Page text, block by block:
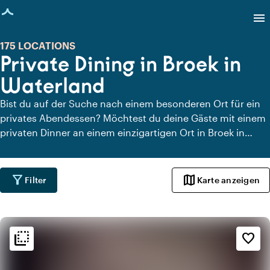
geladen
menu
Private Dining in Broek in
Waterland
175 LOCATIONS
Bist du auf der Suche nach einem besonderen Ort für ein
privates Abendessen? Möchtest du deine Gäste mit einem
privaten Dinner an einem einzigartigen Ort in Broek in
und einfach alle Locations in Broek in Waterland, an denen
du in aller Ruhe dinieren kannst. Schau dir alle privaten
Dining-Locations für ein köstliches privates Dinner an.
filter_alt Filter map Karte anzeigen
flip_to_back favorite_border
flip_to_back Ambiente und Ästhetik
info
Klassisch